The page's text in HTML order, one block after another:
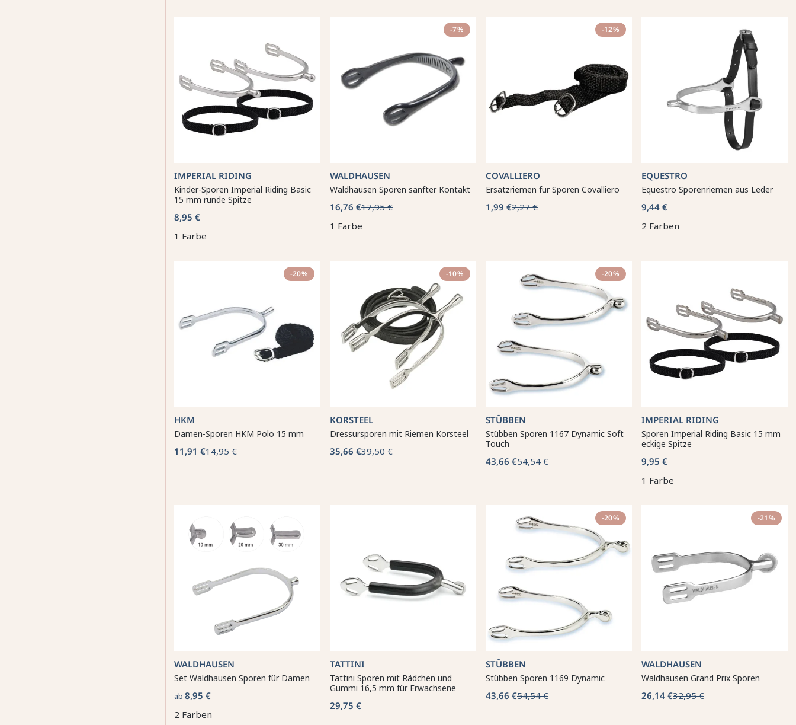
IMPERIAL RIDING
Kinder-Sporen Imperial Riding Basic
15 mm runde Spitze
8,95 €
1 Farbe
-7%
WALDHAUSEN
Waldhausen Sporen sanfter Kontakt
16,76 €17,95 €
1 Farbe
-12%
COVALLIERO
Ersatzriemen für Sporen Covalliero
1,99 €2,27 €
EQUESTRO
Equestro Sporenriemen aus Leder
9,44 €
2 Farben
-20%
HKM
Damen-Sporen HKM Polo 15 mm
11,91 €14,95 €
-10%
KORSTEEL
Dressursporen mit Riemen Korsteel
35,66 €39,50 €
-20%
STÜBBEN
Stübben Sporen 1167 Dynamic Soft
Touch
43,66 €54,54 €
IMPERIAL RIDING
Sporen Imperial Riding Basic 15 mm
eckige Spitze
9,95 €
1 Farbe
WALDHAUSEN
Set Waldhausen Sporen für Damen
ab 8,95 €
2 Farben
TATTINI
Tattini Sporen mit Rädchen und
Gummi 16,5 mm für Erwachsene
29,75 €
-20%
STÜBBEN
Stübben Sporen 1169 Dynamic
43,66 €54,54 €
-21%
WALDHAUSEN
Waldhausen Grand Prix Sporen
26,14 €32,95 €